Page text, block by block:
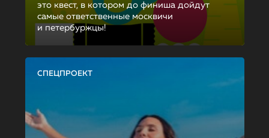
это квест, в котором до финиша дойдут
самые ответственные москвичи
и петербуржцы!
СПЕЦПРОЕКТ